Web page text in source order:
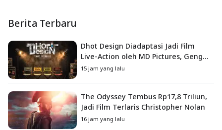
Berita Terbaru
Dhot Design Diadaptasi Jadi Film
Live-Action oleh MD Pictures, Geng
4G Siap ke Layar Lebar
15 jam yang lalu
The Odyssey Tembus Rp17,8 Triliun,
Jadi Film Terlaris Christopher Nolan
16 jam yang lalu